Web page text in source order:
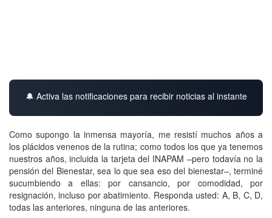
🔔 Activa las notificaciones para recibir noticias al instante
Como supongo la inmensa mayoría, me resistí muchos años a
los plácidos venenos de la rutina; como todos los que ya tenemos
nuestros años, incluida la tarjeta del INAPAM –pero todavía no la
pensión del Bienestar, sea lo que sea eso del bienestar–, terminé
sucumbiendo a ellas: por cansancio, por comodidad, por
resignación, incluso por abatimiento. Responda usted: A, B, C, D,
todas las anteriores, ninguna de las anteriores.